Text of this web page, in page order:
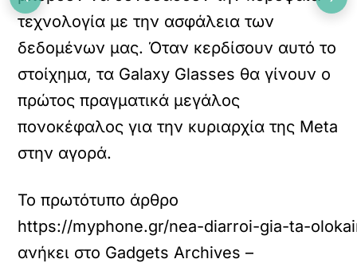
τεχνολογία με την ασφάλεια των
δεδομένων μας. Όταν κερδίσουν αυτό το
στοίχημα, τα Galaxy Glasses θα γίνουν ο
πρώτος πραγματικά μεγάλος
πονοκέφαλος για την κυριαρχία της Meta
στην αγορά.
Το πρωτότυπο άρθρο
https://myphone.gr/nea-diarroi-gia-ta-
ανήκει στο Gadgets Archives –